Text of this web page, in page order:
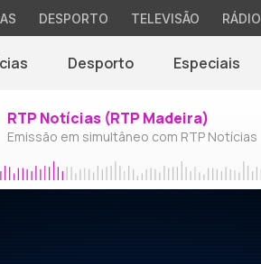
DESPORTO TELEVISÃO RÁDIO
Desporto Especiais
RTP Notícias (RTP Madeira)
Emissão em simultâneo com RTP Notícias